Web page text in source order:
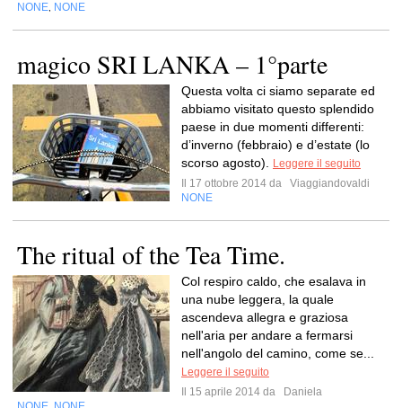
NONE NONE
magico SRI LANKA – 1°parte
Questa volta ci siamo separate ed
abbiamo visitato questo splendido
paese in due momenti differenti:
d’inverno (febbraio) e d’estate (lo
scorso agosto).
Leggere il seguito
Il 17 ottobre 2014 da
Viaggiandovaldi
NONE
The ritual of the Tea Time.
Col respiro caldo, che esalava in
una nube leggera, la quale
ascendeva allegra e graziosa
nell'aria per andare a fermarsi
nell'angolo del camino, come se...
Leggere il seguito
Il 15 aprile 2014 da
Daniela